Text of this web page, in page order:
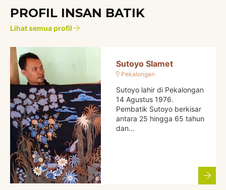
PROFIL INSAN BATIK
Lihat semua profil
Sutoyo Slamet
Pekalongan
Sutoyo lahir di Pekalongan
14 Agustus 1976.
Pembatik Sutoyo berkisar
antara 25 hingga 65 tahun
dan…